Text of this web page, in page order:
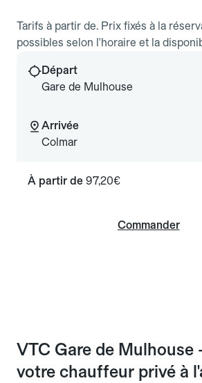
Tarifs à partir de. Prix fixés à la
possibles selon l'horaire et la
Départ
Gare de Mulhouse
Arrivée
Colmar
À partir de 97,20€
Commander
VTC Gare de Mulhouse
votre chauffeur privé à